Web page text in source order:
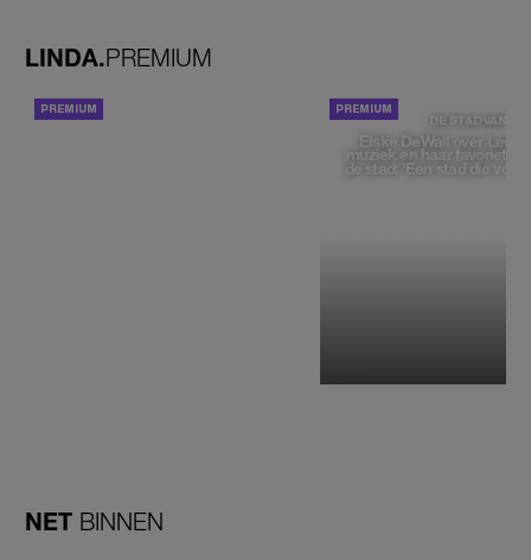
LINDA.PREMIUM
DE STAD VAN
Elske DeWall over
muziek en haar favoriete
de stad: 'Een stad die
NET BINNEN